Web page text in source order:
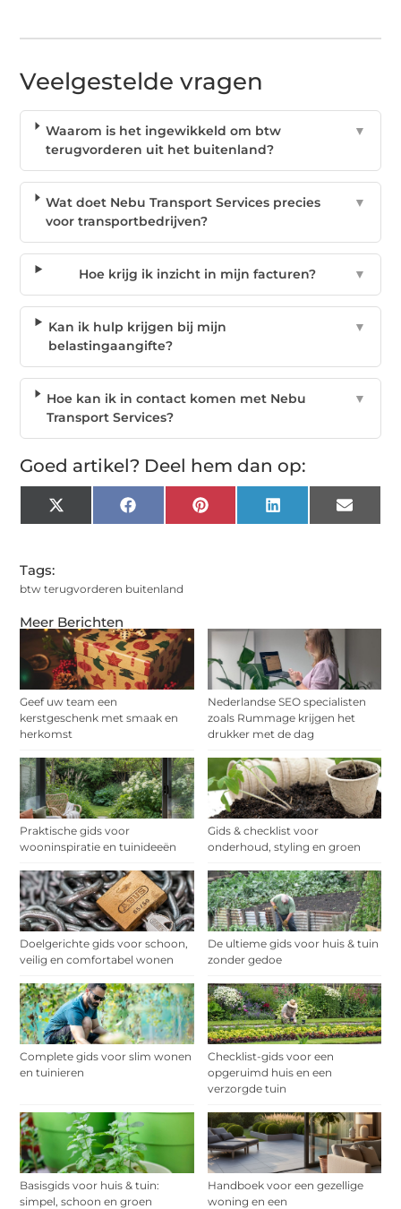
Meer Berichten
Geef uw team een
kerstgeschenk met smaak en
herkomst
Nederlandse SEO specialisten
zoals Rummage krijgen het
drukker met de dag
Praktische gids voor
wooninspiratie en tuinideeën
Gids & checklist voor
onderhoud, styling en groen
Doelgerichte gids voor schoon,
veilig en comfortabel wonen
De ultieme gids voor huis & tuin
zonder gedoe
Complete gids voor slim wonen
en tuinieren
Checklist-gids voor een
opgeruimd huis en een
verzorgde tuin
Basisgids voor huis & tuin:
simpel, schoon en groen
Handboek voor een gezellige
woning en een
Veelgestelde vragen
Waarom is het ingewikkeld om btw
terugvorderen uit het buitenland?
▼
Wat doet Nebu Transport Services precies
voor transportbedrijven?
▼
Hoe krijg ik inzicht in mijn facturen? ▼
Kan ik hulp krijgen bij mijn
belastingaangifte?
▼
Hoe kan ik in contact komen met Nebu
Transport Services?
▼
Goed artikel? Deel hem dan op:
X
(Twitter)
Facebook Pinterest LinkedIn Email
Tags:
btw terugvorderen buitenland